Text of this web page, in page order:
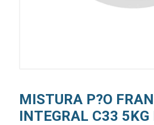
MISTURA P?O
INTEGRAL C33 5KG